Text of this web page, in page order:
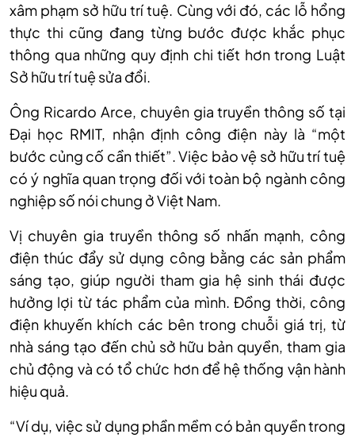
xâm phạm sở hữu trí tuệ. Cùng với đó, các lỗ hổng
thực thi cũng đang từng bước được khắc phục
thông qua những quy định chi tiết hơn trong Luật
Sở hữu trí tuệ sửa đổi.
Ông Ricardo Arce, chuyên gia truyền thông số tại
Đại học RMIT, nhận định công điện này là “một
bước củng cố cần thiết”. Việc bảovệ sở hữu trí tuệ
có ý nghĩa quan trọng đối với toàn bộ ngành công
nghiệp số nói chung ở Việt Nam.
Vị chuyên gia truyền thông số nhấn mạnh, công
điện thúc đẩy sử dụng công bằng các sản phẩm
sáng tạo, giúp người tham gia hệ sinh thái được
hưởng lợi từ tác phẩm của mình. Đồng thời, công
điện khuyến khích các bên trong chuỗi giá trị, từ
nhà sáng tạo đến chủ sở hữu bản quyền, tham gia
chủ động và có tổ chức hơn để hệ thống vận hành
hiệu quả.
“Ví dụ, việc sử dụng phần mềm có bản quyền trong